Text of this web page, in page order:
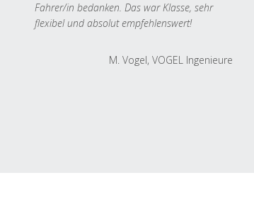
Fahrer/in bedanken. Das war Klasse, sehr
flexibel und absolut empfehlenswert!
M. Vogel, VOGEL Ingenieure